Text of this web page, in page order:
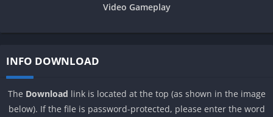
Video Gameplay
INFO DOWNLOAD
The Download link is located at the top (as shown in the image
below). If the file is password-protected, please enter the word